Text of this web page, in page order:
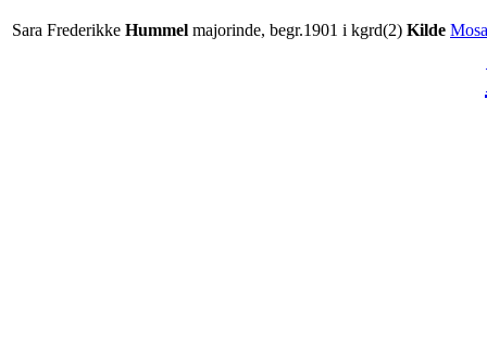
Sara Frederikke Hummel majorinde, begr.1901 i kgrd(2) Kilde